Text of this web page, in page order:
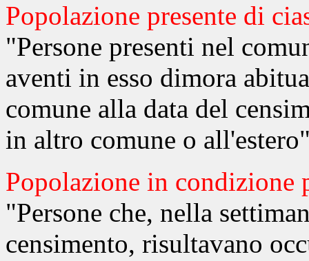
Popolazione presente di
"Persone presenti nel
aventi in esso dimora
comune alla data del
in altro comune o
Popolazione in condizione
"Persone che, nella
censimento, risultavano